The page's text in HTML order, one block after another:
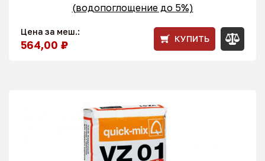
(водопоглощение до 5%)
Цена за меш.:
564,00 ₽ КУПИТЬ